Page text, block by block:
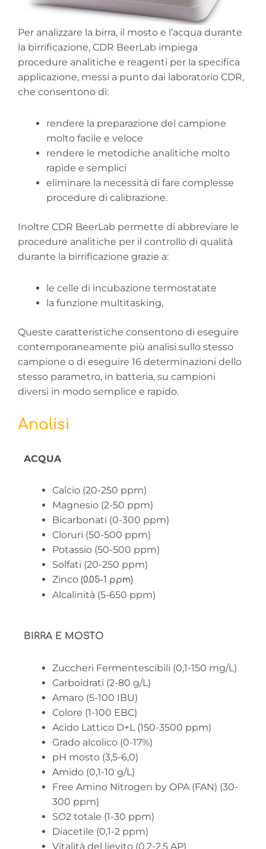
Per analizzare la birra, il mosto e l’acqua durante
la birrificazione, CDR BeerLab impiega
procedure analitiche e reagenti per la specifica
applicazione, messi a punto dai laboratorio CDR,
che consentono di:
rendere la preparazione del campione
molto facile e veloce
rendere le metodiche analitiche molto
rapide e semplici
eliminare la necessità di fare complesse
procedure di calibrazione.
Inoltre CDR BeerLab permette di abbreviare le
procedure analitiche per il controllo di qualità
durante la birrificazione grazie a:
le celle di incubazione termostatate
la funzione multitasking,
Queste caratteristiche consentono di eseguire
contemporaneamente più analisi sullo stesso
campione o di eseguire 16 determinazioni dello
stesso parametro, in batteria, su campioni
diversi in modo semplice e rapido.
Analisi
ACQUA
Calcio (20-250 ppm)
Magnesio (2-50 ppm)
Bicarbonati (0-300 ppm)
Cloruri (50-500 ppm)
Potassio (50-500 ppm)
Solfati (20-250 ppm)
Zinco (0.05-1 ppm)
Alcalinità (5-650 ppm)
BIRRA E MOSTO
Zuccheri Fermentescibili (0,1-150 mg/L)
Carboidrati (2-80 g/L)
Amaro (5-100 IBU)
Colore (1-100 EBC)
Acido Lattico D+L (150-3500 ppm)
Grado alcolico (0-17%)
pH mosto (3,5-6,0)
Amido (0,1-10 g/L)
Free Amino Nitrogen by OPA (FAN) (30-
300 ppm)
SO2 totale (1-30 ppm)
Diacetile (0,1-2 ppm)
Vitalità del lievito (0.2-2.5 AP)